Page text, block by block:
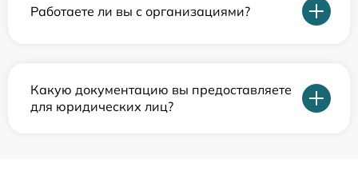
Работаете ли вы с организациями?
Какую документацию вы предоставляете
для юридических лиц?